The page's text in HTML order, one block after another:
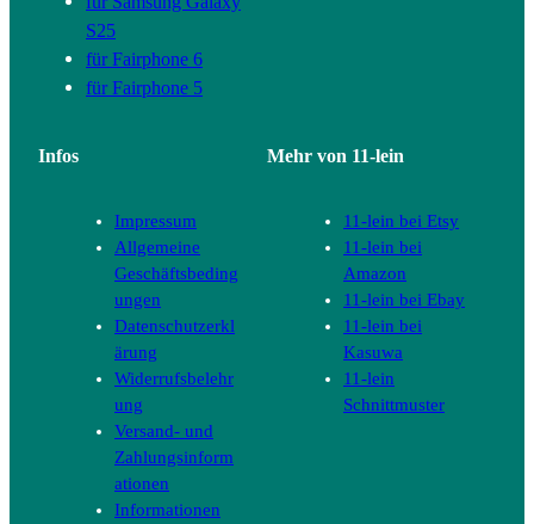
S25
für Fairphone 6
für Fairphone 5
Infos
Impressum
Allgemeine
Geschäftsbeding
ungen
Datenschutzerkl
ärung
Widerrufsbelehr
ung
Versand- und
Zahlungsinform
ationen
Informationen
Mehr von 11-lein
11-lein bei Etsy
11-lein bei
Amazon
11-lein bei Ebay
11-lein bei
Kasuwa
11-lein
Schnittmuster